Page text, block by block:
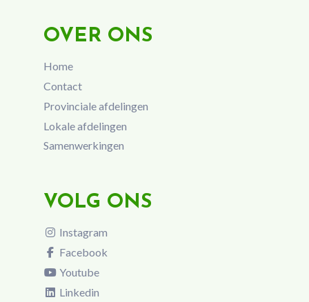
OVER ONS
Home
Contact
Provinciale afdelingen
Lokale afdelingen
Samenwerkingen
VOLG ONS
Instagram
Facebook
Youtube
Linkedin